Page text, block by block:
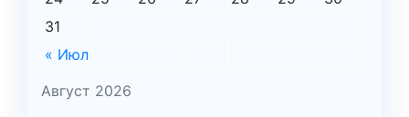
Август 2026
« Июл
31